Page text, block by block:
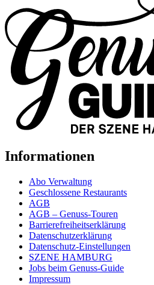
Startseite
Informationen
Abo Verwaltung
Geschlossene Restaurants
AGB
AGB – Genuss-Touren
Barrierefreiheitserklärung
Datenschutzerklärung
Datenschutz-Einstellungen
SZENE HAMBURG
Jobs beim Genuss-Guide
Impressum